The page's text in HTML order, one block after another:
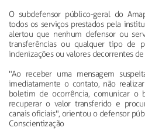
O subdefensor público-geral do
todos os serviços prestados pela
alertou que nenhum defensor ou
transferências ou qualquer tipo de
indenizações ou valores decorrentes
"Ao receber uma mensagem
imediatamente o contato, não
boletim de ocorrência, comunicar o
recuperar o valor transferido e
canais oficiais", orientou o defensor
Conscientização